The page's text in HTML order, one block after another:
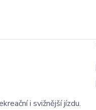
i svižnější jízdu.